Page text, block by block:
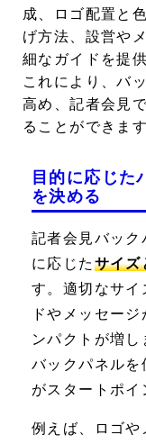
成、ロゴ配置と
げ方法、設営や
細なガイドを提供
これにより、バ
高め、記者会見
ることができます
目的に応じた
を決める
記者会見バック
に応じた サイズ
す。適切なサイ
ドやメッセー
ンパクトが増
バックパネルを
がスタートポイ
例えば、ロゴや